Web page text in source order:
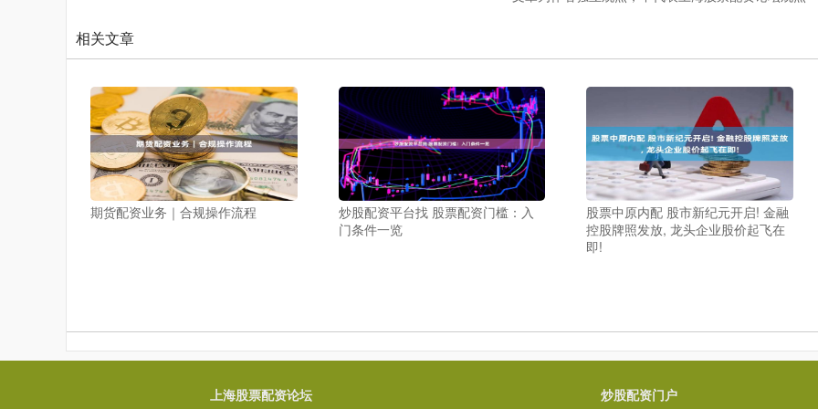
相关文章
期货配资业务｜合规操作流程
炒股配资平台找 股票配资门槛：入
门条件一览
股票中原内配 股市新纪元开启! 金融
控股牌照发放, 龙头企业股价起飞在
即!
上海股票配资论坛 炒股配资门户